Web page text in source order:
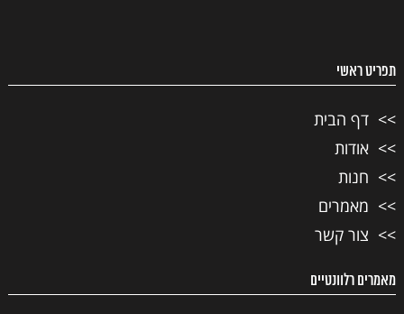
תפריט ראשי
דף הבית
אודות
חנות
מאמרים
צור קשר
מאמרים רלוונטיים